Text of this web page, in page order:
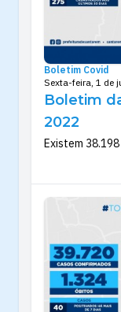
Boletim Covid
Sexta-feira, 1 de
Boletim
2022
Existem